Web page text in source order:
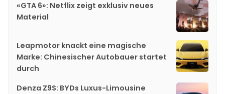
«GTA 6»: Netflix zeigt exklusiv neues
Material
Leapmotor knackt eine magische
Marke: Chinesischer Autobauer startet
durch
Denza Z9S: BYDs Luxus-Limousine